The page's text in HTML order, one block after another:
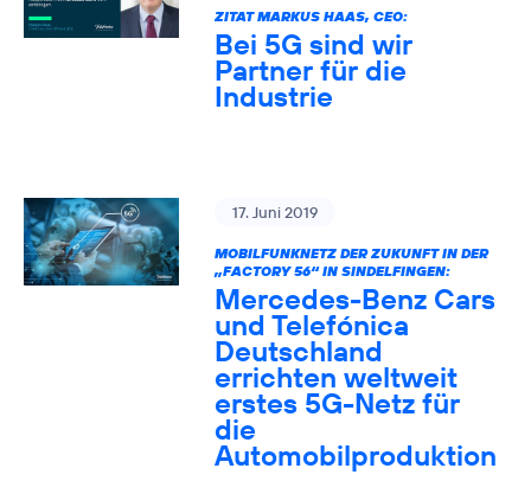
ZITAT MARKUS HAAS, CEO:
Bei 5G sind wir
Partner für die
Industrie
17. Juni 2019
MOBILFUNKNETZ DER ZUKUNFT IN DER
„FACTORY 56“ IN SINDELFINGEN:
Mercedes-Benz Cars
und Telefónica
Deutschland
errichten weltweit
erstes 5G-Netz für
die
Automobilproduktion